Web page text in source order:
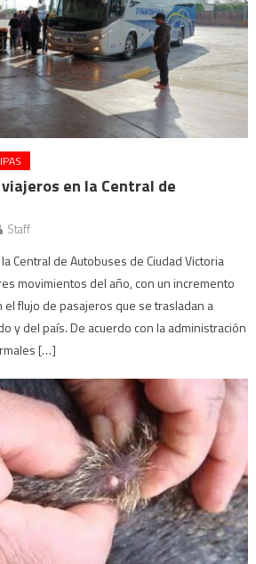
en la Central de
Staff
Central de Autobuses de Ciudad Victoria
movimientos del año, con un incremento
flujo de pasajeros que se trasladan a
y del país. De acuerdo con la administración
[…]